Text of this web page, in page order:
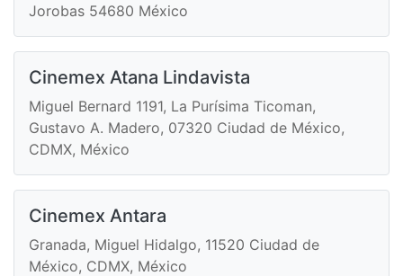
Jorobas 54680 México
Cinemex Atana Lindavista
Miguel Bernard 1191, La Purísima Ticoman,
Gustavo A. Madero, 07320 Ciudad de México,
CDMX, México
Cinemex Antara
Granada, Miguel Hidalgo, 11520 Ciudad de
México, CDMX, México